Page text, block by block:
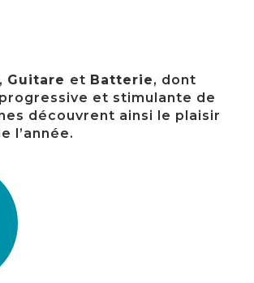
, Guitare et Batterie, dont
et stimulante de
découvrent ainsi le plaisir
l’année.